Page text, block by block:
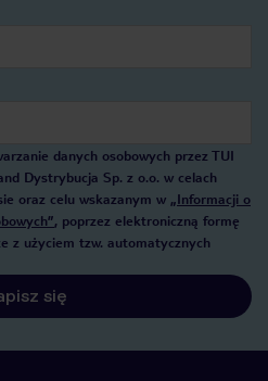
danych osobowych przez TUI
Dystrybucja Sp. z o.o. w celach
oraz celu wskazanym w „Informacji o
, poprzez elektroniczną formę
z użyciem tzw. automatycznych
się